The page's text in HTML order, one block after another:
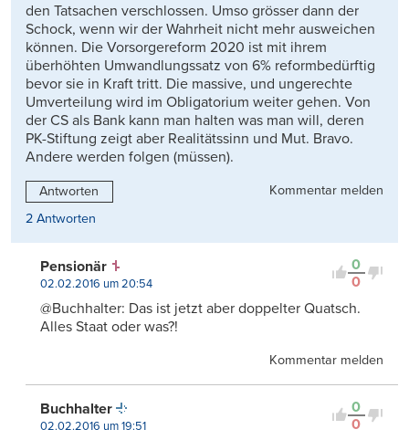
den Tatsachen verschlossen. Umso grösser dann der
Schock, wenn wir der Wahrheit nicht mehr ausweichen
können. Die Vorsorgereform 2020 ist mit ihrem
überhöhten Umwandlungssatz von 6% reformbedürftig
bevor sie in Kraft tritt. Die massive, und ungerechte
Umverteilung wird im Obligatorium weiter gehen. Von
der CS als Bank kann man halten was man will, deren
PK-Stiftung zeigt aber Realitätssinn und Mut. Bravo.
Andere werden folgen (müssen).
Antworten
Kommentar melden
2 Antworten
0
0
Pensionär
02.02.2016 um 20:54
@Buchhalter: Das ist jetzt aber doppelter Quatsch.
Alles Staat oder was?!
Kommentar melden
0
0
Buchhalter
02.02.2016 um 19:51